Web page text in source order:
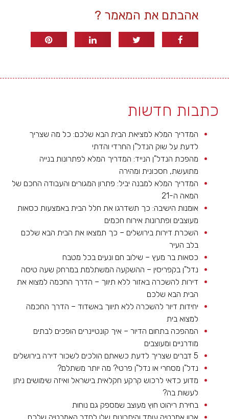
אהבתם את המאמר ?
כתבות חדשות
המדריך המלא למציאת הבית הבא שלכם: כל מה שצריך
לדעת על שוק הנדל"ן החרדי והדתי
מהפכת הנדל"ן הנייד: המדריך המלא לפתרונות בנייה
מתועשת, חסכונית ומהירה
המדריך המלא למבנה יביל: פתרון המגורים והעבודה החכם של
המאה ה-21
אומנות הישיבה: כך תשדרגו את חלל הבית באמצעות כסאות
מעוצבים ופתרונות אירוח חכמים
השכרת דירות בירושלים – כך תמצאו את הבית הבא שלכם
בלב העיר
כסאות בר מעץ – שילוב חם ונעים בכל מטבח
נדל"ן בקפריסין – ההשקעה המשתלמת במרחק שעה טיסה
דירות להשכרה באזור ללא תיווך – הדרך החכמה למצוא את
הבית הבא שלכם
יחידות דיור להשכרה ללא תיווך באשדוד – הדרך החכמה
למצוא בית
המהפכה בתחום הדיור – איך קונטיינרים הופכים לבתים
מודרניים ומעוצבים
5 דברים שצריך לדעת כשאתם הולכים לשכור דירה בירושלים
נדל"ן מסחרי או נדל"ן פרטי? מה יותר משתלם?
מדוע כדאי לרכוש קרקע חקלאית בישראל ואיזה שימושים ניתן
לעשות בה?
בחירת ריהוט חוץ מעוצב שמספק גם נוחות